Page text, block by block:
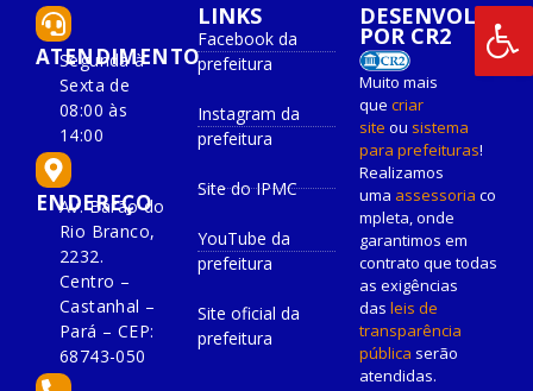
ATENDIMENTO
Segunda à
Sexta de
08:00 às
14:00
ENDEREÇO
Av. Barão do
Rio Branco,
2232.
Centro –
Castanhal –
Pará – CEP:
68743-050
LINKS
Facebook da
prefeitura
Instagram da
prefeitura
Site do IPMC
YouTube da
prefeitura
Site oficial da
prefeitura
DESENVOLVIDO
POR CR2
Muito mais
que criar
site ou sistema
para prefeituras!
Realizamos
uma assessoria co
mpleta, onde
garantimos em
contrato que todas
as exigências
das leis de
transparência
pública serão
atendidas.